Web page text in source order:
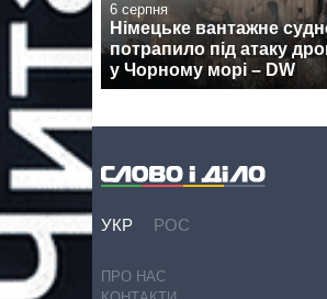
6 серпня
Німецьке вантажне
потрапило під атаку
у Чорному морі – DW
УКР РОС
ПРО НАС